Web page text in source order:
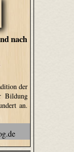
nach
der
Bildung
an.